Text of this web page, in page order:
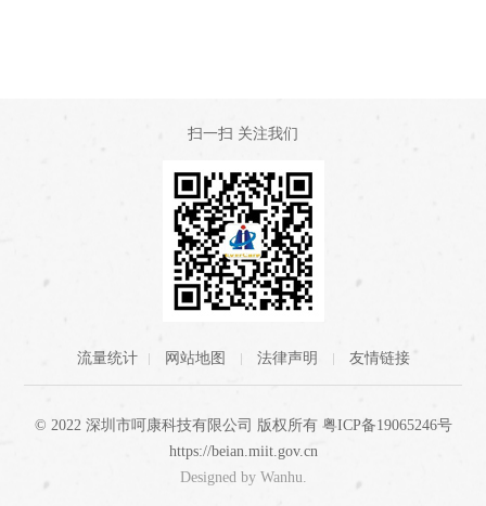
扫一扫 关注我们
流量统计 网站地图 法律声明 友情链接
© 2022 深圳市呵康科技有限公司 版权所有 粤ICP备19065246号
https://beian.miit.gov.cn
Designed by Wanhu